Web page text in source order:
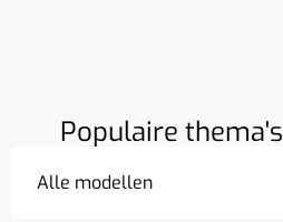
Populaire thema's
Alle modellen